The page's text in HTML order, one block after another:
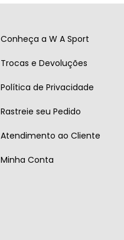
Conheça a W A Sport
Trocas e Devoluções
Política de Privacidade
Rastreie seu Pedido
Atendimento ao Cliente
Minha Conta